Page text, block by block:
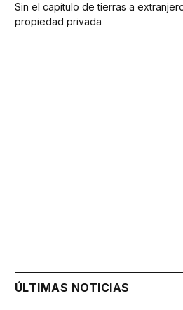
Sin el capítulo de tierras a
propiedad privada
ÚLTIMAS NOTICIAS